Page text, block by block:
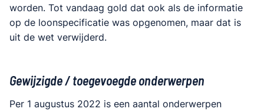
worden. Tot vandaag gold dat ook als de informatie
op de loonspecificatie was opgenomen, maar dat is
uit de wet verwijderd.
Gewijzigde / toegevoegde onderwerpen
Per 1 augustus 2022 is een aantal onderwerpen